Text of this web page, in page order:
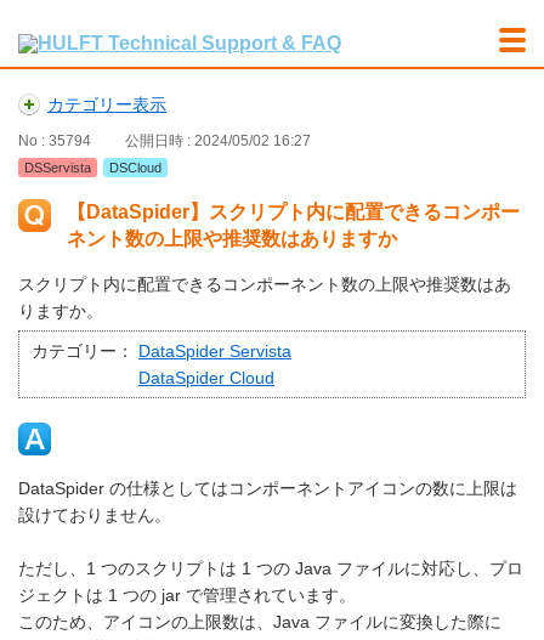
カテゴリー表示
No : 35794 公開日時 : 2024/05/02 16:27
DSServista DSCloud
【DataSpider】スクリプト内に配置できるコンポー
ネント数の上限や推奨数はありますか
スクリプト内に配置できるコンポーネント数の上限や推奨数はあ
りますか。
カテゴリー：
DataSpider Servista
DataSpider Cloud
DataSpider の仕様としてはコンポーネントアイコンの数に上限は
設けておりません。
ただし、1 つのスクリプトは 1 つの Java ファイルに対応し、プロ
ジェクトは 1 つの jar で管理されています。
このため、アイコンの上限数は、Java ファイルに変換した際に